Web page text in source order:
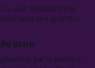
con Palazzo Chigi
reale che giustifica
e Turchia, la crisi del
di IA ribelle
urne
per le elezioni,